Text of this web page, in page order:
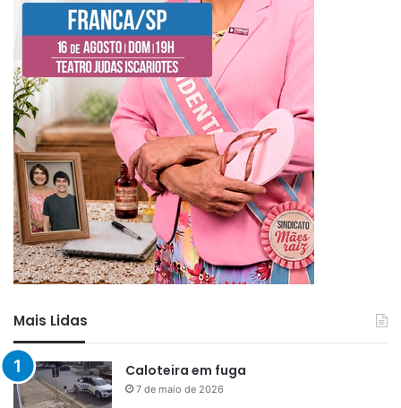
Mais Lidas
Caloteira em fuga
7 de maio de 2026